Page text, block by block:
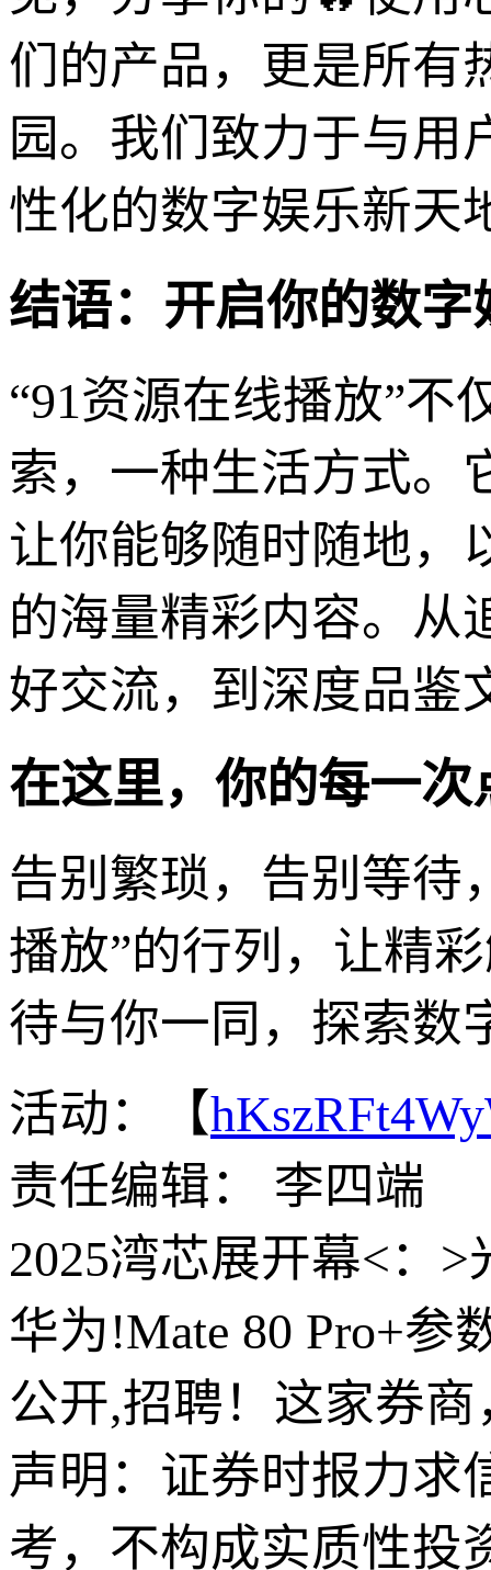
们的产品，更是所有
园。我们致力于与用
性化的数字娱乐新天
结语：开启你的数字
“91资源在线播放”不
索，一种生活方式。
让你能够随时随地，
的海量精彩内容。从
好交流，到深度品鉴
在这里，你的每一
告别繁琐，告别等待
播放”的行列，让精
待与你一同，探索数
活动：【
责任编辑： 李四端
2025湾芯展开幕<：
华为!Mate 80 Pro+参
公开,招聘！这家券
声明：证券时报力求
考，不构成实质性投